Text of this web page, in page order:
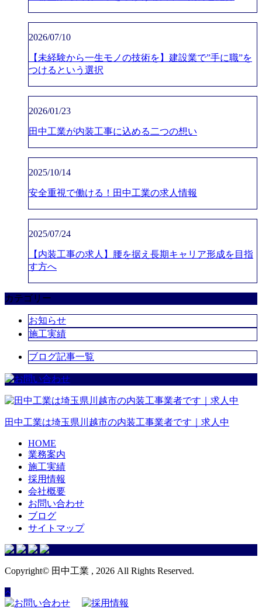
2026/07/10
【未経験から一生モノの技術を】建設業で”手に職”を
つけるという選択
2026/01/23
田中工業が内装工事に込める二つの想い
2025/10/14
安全重視で働ける！田中工業の求人情報
2025/07/24
【内装工事の求人】腰を据え長期キャリア形成を目指
す方へ
カテゴリー
お知らせ
施工実績
ブログ記事一覧
田中工業は埼玉県 川越市の内装工事業者です｜ 求人 中
HOME
業務案内
施工実績
採用情報
会社概要
お問い合わせ
ブログ
サイトマップ
Copyright© 田中工業 , 2026 All Rights Reserved.